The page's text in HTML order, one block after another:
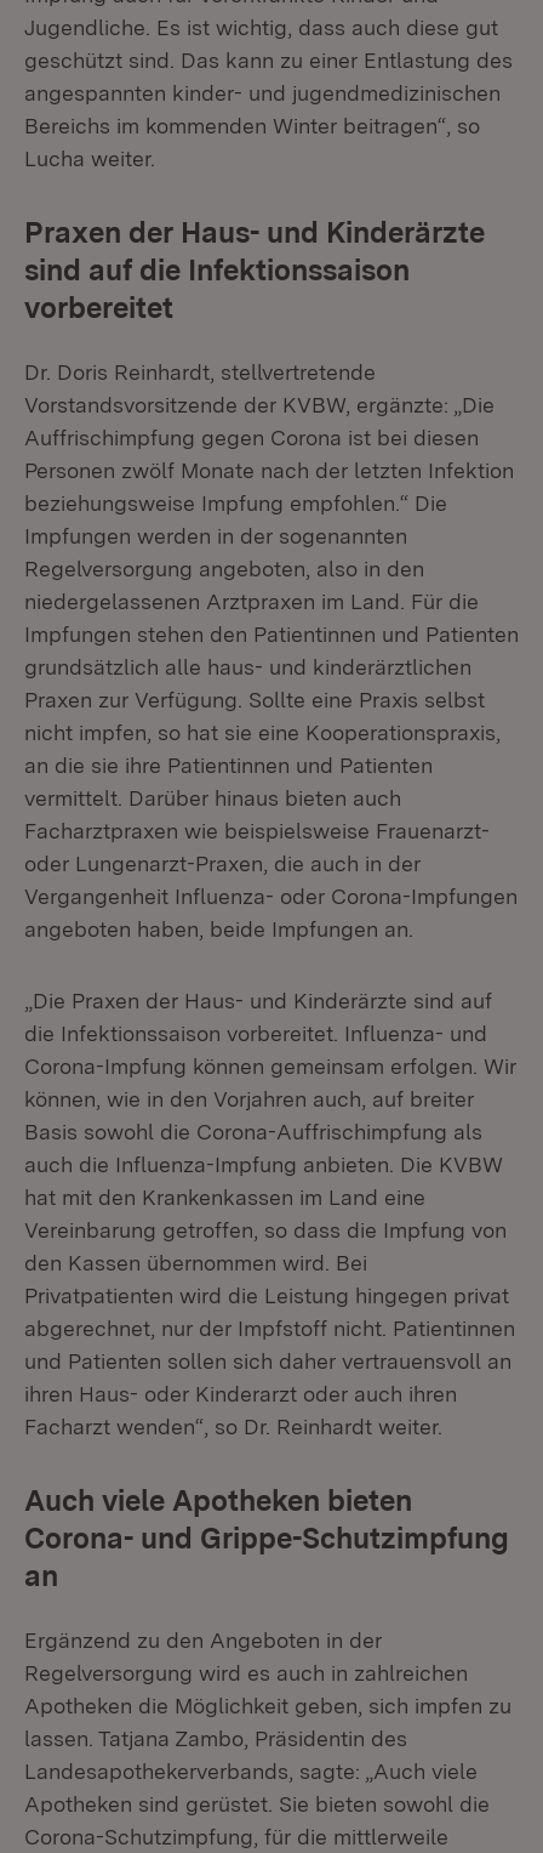
Jugendliche. Es ist wichtig, dass auch diese gut
geschützt sind. Das kann zu einer Entlastung des
angespannten kinder- und jugendmedizinischen
Bereichs im kommenden Winter beitragen“, so
Lucha weiter.
Praxen der Haus- und Kinderärzte
sind auf die Infektionssaison
vorbereitet
Dr. Doris Reinhardt, stellvertretende
Vorstandsvorsitzende der KVBW, ergänzte: „Die
Auffrischimpfung gegen Corona ist bei diesen
Personen zwölf Monate nach der letzten Infektion
beziehungsweise Impfung empfohlen.“ Die
Impfungen werden in der sogenannten
Regelversorgung angeboten, also in den
niedergelassenen Arztpraxen im Land. Für die
Impfungen stehen den Patientinnen und Patienten
grundsätzlich alle haus- und kinderärztlichen
Praxen zur Verfügung. Sollte eine Praxis selbst
nicht impfen, so hat sie eine Kooperationspraxis,
an die sie ihre Patientinnen und Patienten
vermittelt. Darüber hinaus bieten auch
Facharztpraxen wie beispielsweise Frauenarzt-
oder Lungenarzt-Praxen, die auch in der
Vergangenheit Influenza- oder Corona-Impfungen
angeboten haben, beide Impfungen an.
„Die Praxen der Haus- und Kinderärzte sind auf
die Infektionssaison vorbereitet. Influenza- und
Corona-Impfung können gemeinsam erfolgen. Wir
können, wie in den Vorjahren auch, auf breiter
Basis sowohl die Corona-Auffrischimpfung als
auch die Influenza-Impfung anbieten. Die KVBW
hat mit den Krankenkassen im Land eine
Vereinbarung getroffen, so dass die Impfung von
den Kassen übernommen wird. Bei
Privatpatienten wird die Leistung hingegen privat
abgerechnet, nur der Impfstoff nicht. Patientinnen
und Patienten sollen sich daher vertrauensvoll an
ihren Haus- oder Kinderarzt oder auch ihren
Facharzt wenden“, so Dr. Reinhardt weiter.
Auch viele Apotheken bieten
Corona- und Grippe-Schutzimpfung
an
Ergänzend zu den Angeboten in der
Regelversorgung wird es auch in zahlreichen
Apotheken die Möglichkeit geben, sich impfen zu
lassen. Tatjana Zambo, Präsidentin des
Landesapothekerverbands, sagte: „Auch viele
Apotheken sind gerüstet. Sie bieten sowohl die
Corona-Schutzimpfung, für die mittlerweile